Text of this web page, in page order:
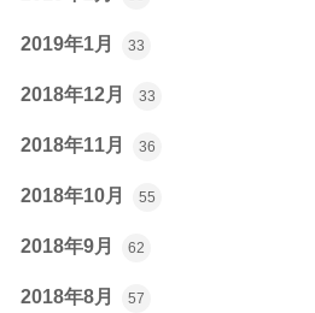
2019年1月 33
2018年12月 33
2018年11月 36
2018年10月 55
2018年9月 62
2018年8月 57